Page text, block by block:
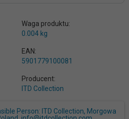
Waga produktu:
0.004 kg
EAN:
5901779100081
Producent:
ITD Collection
Person: ITD Collection, Morgowa